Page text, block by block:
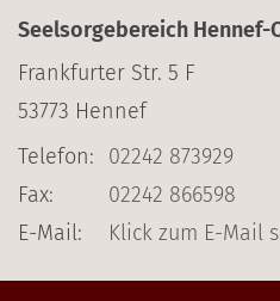
Seelsorgebereich Hennef-
Frankfurter Str. 5 F
53773 Hennef
Telefon:
02242 873929
Fax:
02242 866598
E-Mail:
Klick zum E-Mail